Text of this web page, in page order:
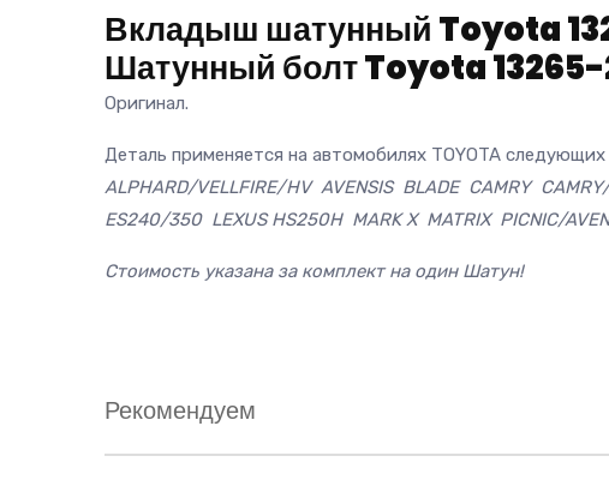
Вкладыш шатунный Toyota
Шатунный болт Toyota
Оригинал.
Деталь применяется на автомобилях TOYOTA
ALPHARD/VELLFIRE/HV AVENSIS BLADE CAMRY
ES240/350 LEXUS HS250H MARK X MATRIX PICNIC/
Стоимость указана за комплект на один Шатун!
Рекомендуем